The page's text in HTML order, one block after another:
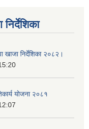
खाजा निर्देशिका २०८२।
योजना २०८१